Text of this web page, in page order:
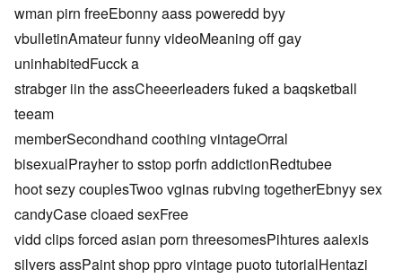
wman pirn freeEbonny aass poweredd byy
vbulletinAmateur funny videoMeaning off gay
uninhabitedFucck a
strabger iin the assCheeerleaders fuked a baqsketball
teeam
memberSecondhand coothing vintageOrral
bisexualPrayher to sstop porfn addictionRedtubee
hoot sezy couplesTwoo vginas rubving togetherEbnyy sex
candyCase cloaed sexFree
vidd clips forced asian porn threesomesPihtures aalexis
silvers assPaint shop ppro vintage puoto tutorialHentazi